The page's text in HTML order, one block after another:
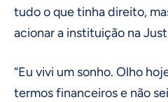
tudo o que tinha direito,
acionar a instituição na
“Eu vivi um sonho. Olho
termos financeiros e não